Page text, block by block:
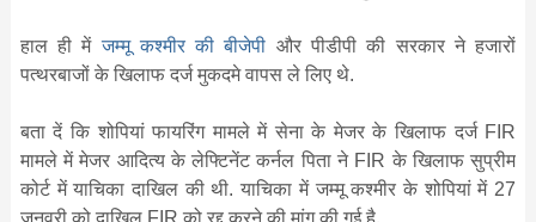
हाल ही मेंजम्मू कश्मीर की बीजेपी और पीडीपी की सरकार ने हजारों
पत्थरबाजों के खिलाफ दर्ज मुकदमे वापस ले लिए थे.
बता दें कि शोपियां फायरिंग मामले में सेना के मेजर के खि‍लाफ दर्ज FIR
मामले में मेजर आदित्य के लेफ्टिनेंट कर्नल पिता ने FIR के खिलाफ सुप्रीम
कोर्ट में याचिका दाखिल की थी. याचिका में जम्मू कश्मीर के शोपियां में 27
जनवरी को दाखिल FIR को रद्द करने की मांग की गई है.